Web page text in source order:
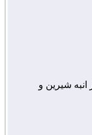
انبه شیرین و